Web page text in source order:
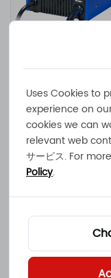
750W 25A 13A 100 -
240VAC IP20 ファ
バッテリー充電器
クリックして表示
アトラス500
500W 17A 11A 10A
Uses Cookies to
experience on
cookies we can
relevant web
サービス. For
Policy.